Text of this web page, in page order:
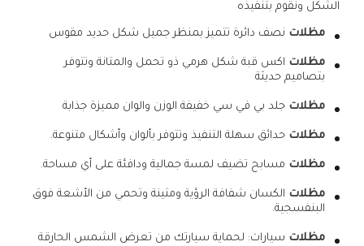
الشكل ونقوم بتنفيذه
مظلات نصف دائرة تتميز بمنظر جميل شكل حديد مقوس
مظلات اكس قبة شكل هرمي ذو تحمل والمتانة وتتوفر
بتصاميم حديثة
مظلات جلد بي في سي خفيفة الوزن والوان مميزة جذابة
مظلات حدائق سهلة التنفيذ وتتوفر بألوان وأشكال متنوعة.
مظلات مسابح تضيف لمسة جمالية ودافئة على أي مساحة.
مظلات الكسان شفافة الرؤية ومتينة وتحمي من الأشعة فوق
البنفسجية.
مظلات سيارات: لحماية سيارتك من تعرض الشمس الحارقة